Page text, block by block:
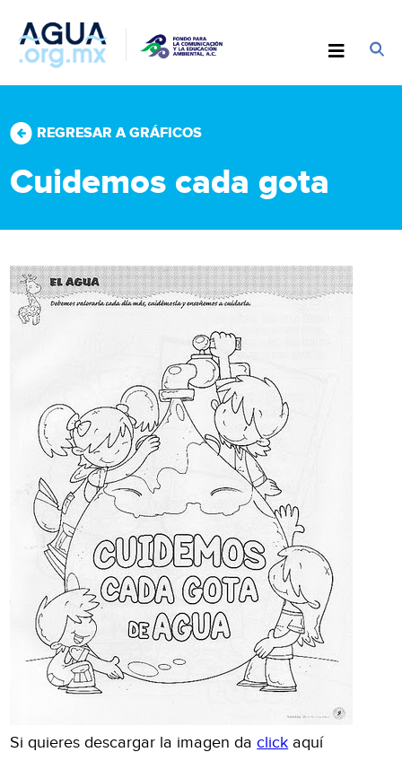
REGRESAR A GRÁFICOS
Cuidemos cada gota
Si quieres descargar la imagen daclick aquí